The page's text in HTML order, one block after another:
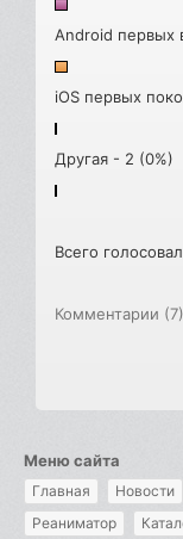
Android первых
iOS первых
Другая - 2 (0%)
Всего
Комментарии (7)
Меню сайта
Главная Новости
Реаниматор